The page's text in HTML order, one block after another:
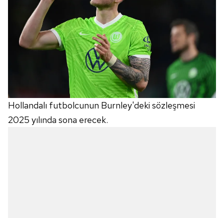
ilgili mevzuata uygun olarak kullanılan çerezlerle ilgili bilgi
almak için lütfentıklayınız.
Hollandalı futbolcunun Burnley'deki sözleşmesi
2025 yılında sona erecek.